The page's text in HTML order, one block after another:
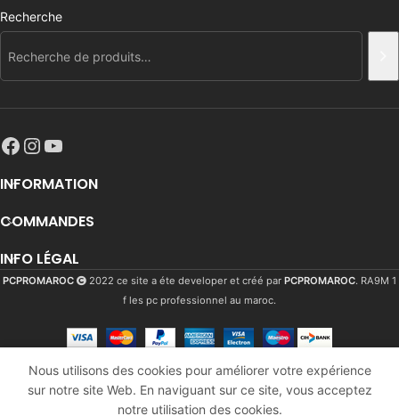
Recherche
INFORMATION
COMMANDES
INFO LÉGAL
PCPROMAROC 2022 ce site a éte developer et créé par PCPROMAROC. RA9M 1
f les pc professionnel au maroc.
Nous utilisons des cookies pour améliorer votre expérience
sur notre site Web. En naviguant sur ce site, vous acceptez
notre utilisation des cookies.
Logitech
G512
Carbon
1981Dhs
En
stock